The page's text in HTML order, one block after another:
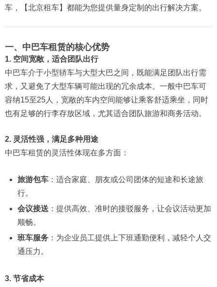
车，【北京租车】都能为您提供量身定制的出行解决方案。
一、中巴车租赁的核心优势
1. 空间宽敞，适合团队出行
中巴车介于小型轿车与大型大巴之间，既能满足团队出行需
求，又避免了大型车辆可能出现的冗余成本。一般中巴车可
容纳15至25人，宽敞的车内空间能够让乘客舒适乘坐，同时
也有足够的行李存放区域，尤其适合团队旅游和商务活动。
2. 灵活性强，满足多种用途
中巴车租赁的灵活性体现在多方面：
旅游包车：适合家庭、朋友或公司团体的短途和长途旅
行。
会议接送 ：提供高效、准时的接驳服务，让会议活动更加
顺畅。
班车服务：为企业员工提供上下班通勤便利，减轻个人交
通压力。
3. 节省成本